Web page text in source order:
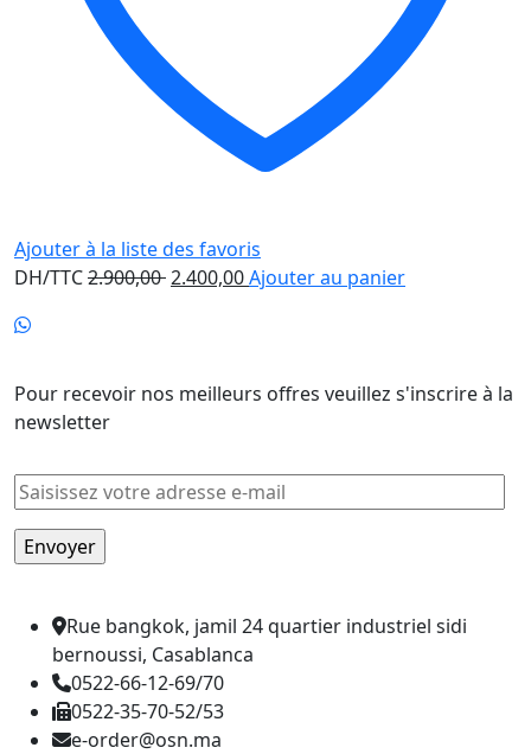
Ajouter à la liste des favoris
DH/TTC2.900,00 Le
2.900,00 .
2.400,00Le
2.400,00 .
Ajouter au panier
Pour recevoir nos meilleurs offres veuillez s'inscrire à la
newsletter
Rue bangkok, jamil 24 quartier industriel sidi
bernoussi, Casablanca
0522-66-12-69/70
0522-35-70-52/53
e-order@osn.ma